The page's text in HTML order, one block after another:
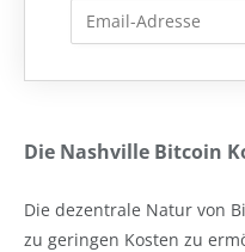
Die Nashville Bitcoin
Die dezentrale Natur von
zu geringen Kosten zu